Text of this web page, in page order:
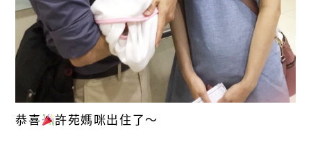
恭喜 許苑媽咪出住了～